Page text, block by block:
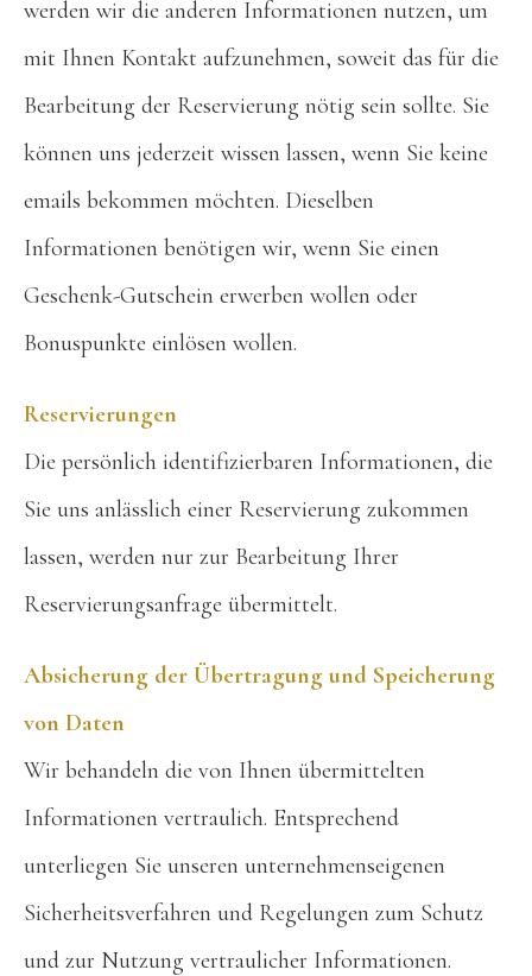
werden wir die anderen Informationen nutzen, um
mit Ihnen Kontakt aufzunehmen, soweit das für die
Bearbeitung der Reservierung nötig sein sollte. Sie
können uns jederzeit wissen lassen, wenn Sie keine
emails bekommen möchten. Dieselben
Informationen benötigen wir, wenn Sie einen
Geschenk-Gutschein erwerben wollen oder
Bonuspunkte einlösen wollen.
Reservierungen
Die persönlich identifizierbaren Informationen, die
Sie uns anlässlich einer Reservierung zukommen
lassen, werden nur zur Bearbeitung Ihrer
Reservierungsanfrage übermittelt.
Absicherung der Übertragung und Speicherung
von Daten
Wir behandeln die von Ihnen übermittelten
Informationen vertraulich. Entsprechend
unterliegen Sie unseren unternehmenseigenen
Sicherheitsverfahren und Regelungen zum Schutz
und zur Nutzung vertraulicher Informationen.